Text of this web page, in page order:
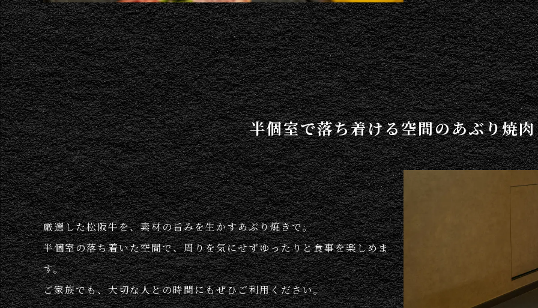
半個室で落ち着ける空間のあぶり焼
厳選した松阪牛を、素材の旨みを生かすあぶり焼きで。
半個室の落ち着いた空間で、周りを気にせずゆったりと食事を楽しめま
す。
ご家族でも、大切な人との時間にもぜひご利用ください。